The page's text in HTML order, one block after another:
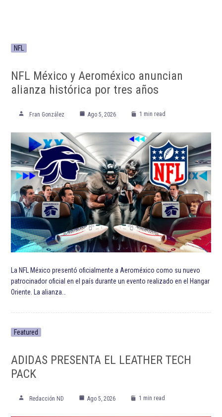
NFL
NFL México y Aeroméxico anuncian
alianza histórica por tres años
Fran González Ago 5, 2026 1 min read
La NFL México presentó oficialmente a Aeroméxico como su nuevo
patrocinador oficial en el país durante un evento realizado en el Hangar
Oriente. La alianza…
Featured
ADIDAS PRESENTA EL LEATHER TECH
PACK
Redacción ND Ago 5, 2026 1 min read